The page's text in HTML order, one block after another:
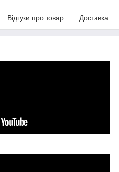
Відгуки про товар Доставка